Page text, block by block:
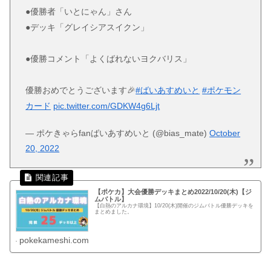
●優勝者「いとにゃん」さん
●デッキ「グレイシアスイクン」
●優勝コメント「よくばれないヨクバリス」
優勝おめでとうございます🎉#ばいあすめいと #ポケモン
カード pic.twitter.com/GDKW4g6Ljt
— ポケきゃらfanばいあすめいと (@bias_mate)October
20, 2022
【ポケカ】大会優勝デッキまとめ2022/10/20(木)【ジ
ムバトル】
【白熱のアルカナ環境】10/20(木)開催のジムバトル優勝デッキを
まとめました。
pokekameshi.com